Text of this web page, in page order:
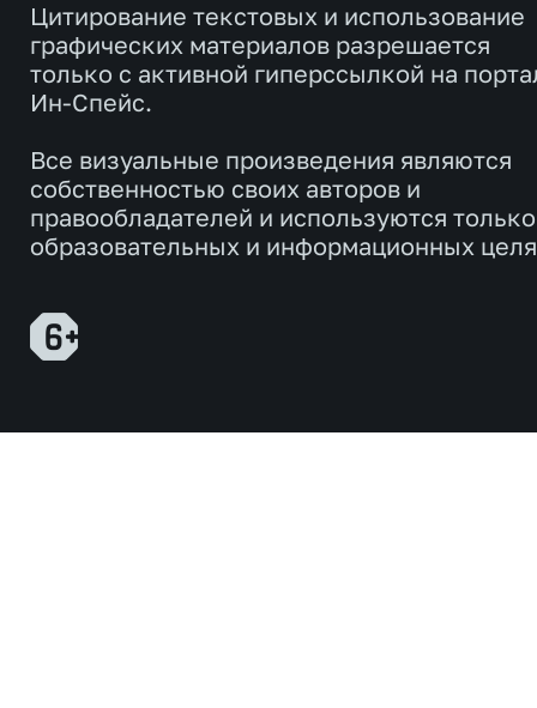
Цитирование текстовых и использование
графических материалов разрешается
только с активной гиперссылкой на
Ин-Спейс.
Все визуальные произведения являются
собственностью своих авторов и
правообладателей и используются
образовательных и информационных